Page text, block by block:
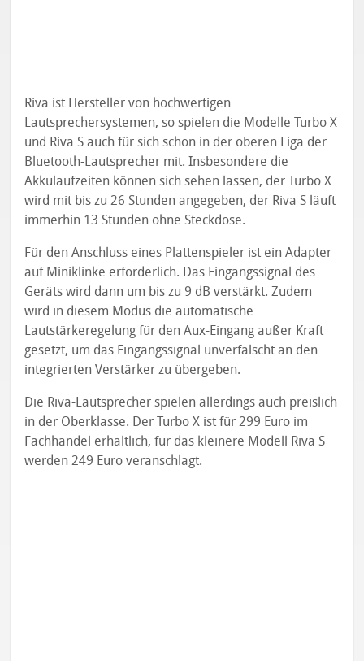
Riva ist Hersteller von hochwertigen
Lautsprechersystemen, so spielen die Modelle Turbo X
und Riva S auch für sich schon in der oberen Liga der
Bluetooth-Lautsprecher mit. Insbesondere die
Akkulaufzeiten können sich sehen lassen, der Turbo X
wird mit bis zu 26 Stunden angegeben, der Riva S läuft
immerhin 13 Stunden ohne Steckdose.
Für den Anschluss eines Plattenspieler ist ein Adapter
auf Miniklinke erforderlich. Das Eingangssignal des
Geräts wird dann um bis zu 9 dB verstärkt. Zudem
wird in diesem Modus die automatische
Lautstärkeregelung für den Aux-Eingang außer Kraft
gesetzt, um das Eingangssignal unverfälscht an den
integrierten Verstärker zu übergeben.
Die Riva-Lautsprecher spielen allerdings auch preislich
in der Oberklasse. Der Turbo X ist für 299 Euro im
Fachhandel erhältlich, für das kleinere Modell Riva S
werden 249 Euro veranschlagt.